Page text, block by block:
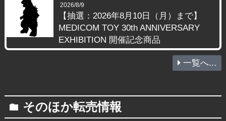
2026/8/9
【抽選：2026年8月10日（月）まで】
MEDICOM TOY 30th ANNIVERSARY
EXHIBITION 開催記念商品
一覧へ...
folder そのほか転売情報